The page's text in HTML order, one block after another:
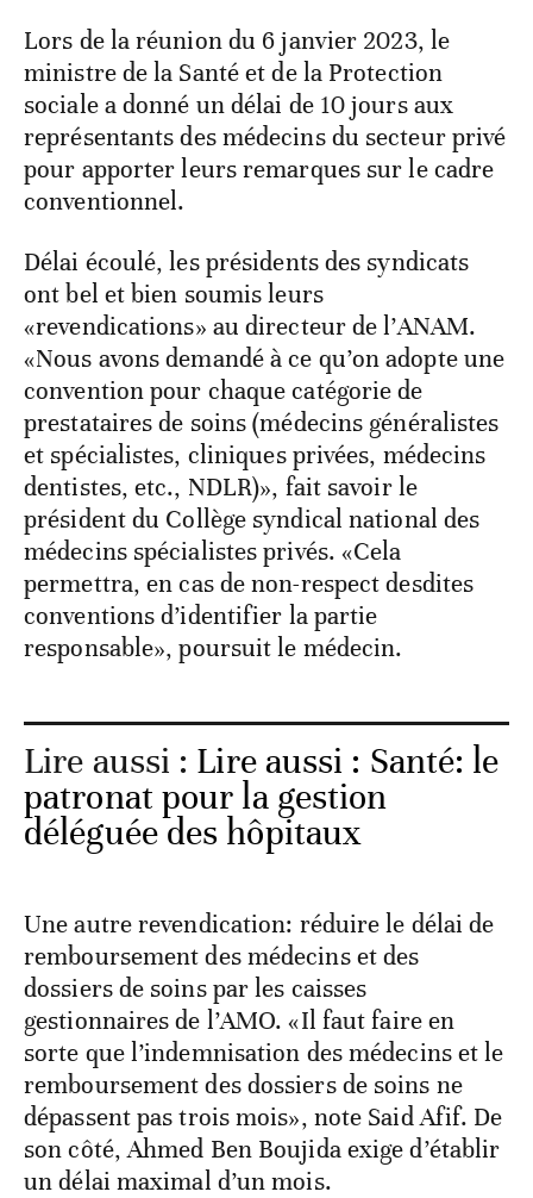
Lors de la réunion du 6 janvier 2023, le
ministre de la Santé et de la Protection
sociale a donné un délai de 10 jours aux
représentants des médecins du secteur privé
pour apporter leurs remarques sur le cadre
conventionnel.
Délai écoulé, les présidents des syndicats
ont bel et bien soumis leurs
«revendications» au directeur de l’ANAM.
«Nous avons demandé à ce qu’on adopte une
convention pour chaque catégorie de
prestataires de soins (médecins généralistes
et spécialistes, cliniques privées, médecins
dentistes, etc., NDLR)», fait savoir le
président du Collège syndical national des
médecins spécialistes privés. «Cela
permettra, en cas de non-respect desdites
conventions d’identifier la partie
responsable», poursuit le médecin.
Lire aussi : Lire aussi : Santé: le
patronat pour la gestion
déléguée des hôpitaux
Une autre revendication: réduire le délai de
remboursement des médecins et des
dossiers de soins par les caisses
gestionnaires de l’AMO. «Il faut faire en
sorte que l’indemnisation des médecins et le
remboursement des dossiers de soins ne
dépassent pas trois mois», note Said Afif. De
son côté, Ahmed Ben Boujida exige d’établir
un délai maximal d’un mois.